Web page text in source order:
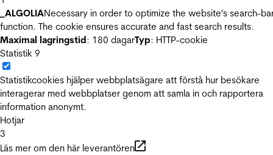
_ALGOLIANecessary in order to optimize the website's search-
function. The cookie ensures accurate and fast search results.
Maximal lagringstid: 180 dagarTyp: HTTP-cookie
Statistik 9
Statistikcookies hjälper webbplatsägare att förstå hur besökare
interagerar med webbplatser genom att samla in och rapportera
information anonymt.
Hotjar
3
Läs mer om den här leverantören